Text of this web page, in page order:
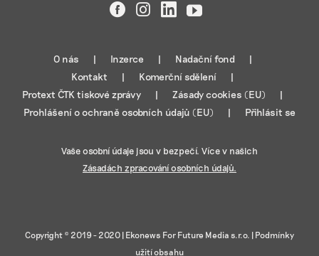
FacebookInstagramLinkedIn
YouTube
O nás Inzerce
Nadační fond
Kontakt
Komerční sdělení
Protext ČTK tiskové zprávy
Zásady cookies (EU)
Prohlášení o ochraně osobních údajů (EU)
Přihlásit se
Vaše osobní údaje jsou v bezpečí. Více v našich
Zásadách zpracování osobních údajů.
Copyright © 2019 - 2020 | Ekonews For Future Media s.r.o. | Podmínky
užití obsahu